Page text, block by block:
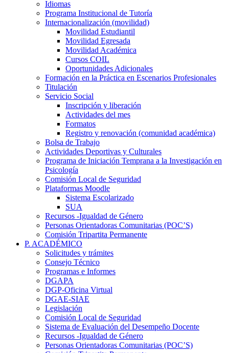
Idiomas
Programa Institucional de Tutoría
Internacionalización (movilidad)
Movilidad Estudiantil
Movilidad Egresada
Movilidad Académica
Cursos COIL
Oportunidades Adicionales
Formación en la Práctica en Escenarios Profesionales
Titulación
Servicio Social
Inscripción y liberación
Actividades del mes
Formatos
Registro y renovación (comunidad académica)
Bolsa de Trabajo
Actividades Deportivas y Culturales
Programa de Iniciación Temprana a la Investigación en
Psicología
Comisión Local de Seguridad
Plataformas Moodle
Sistema Escolarizado
SUA
Recursos -Igualdad de Género
Personas Orientadoras Comunitarias (POC’S)
Comisión Tripartita Permanente
P. ACADÉMICO
Solicitudes y trámites
Consejo Técnico
Programas e Informes
DGAPA
DGP-Oficina Virtual
DGAE-SIAE
Legislación
Comisión Local de Seguridad
Sistema de Evaluación del Desempeño Docente
Recursos -Igualdad de Género
Personas Orientadoras Comunitarias (POC’S)